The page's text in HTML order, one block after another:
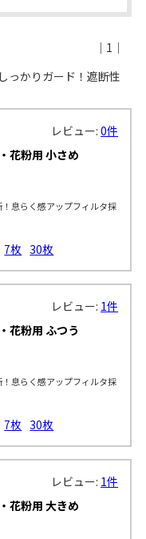
｜1｜
っかりガード！遮断性
レビュー:0件
花粉用 小さめ
息らく感アップフィルタ採
7枚 30枚
レビュー: 1件
花粉用 ふつう
息らく感アップフィルタ採
7枚 30枚
レビュー: 1件
花粉用 大きめ